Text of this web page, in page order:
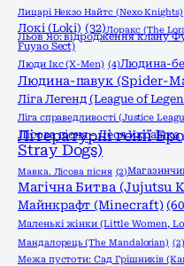
Лицарі Некзо Найтс (Nexo Knights)
Локі (Loki) (32)Лоракс (The
Льов Яо: відродження клану
Fuyao Sect)
Люди Ікс (X-Men) (4)Людина-
Людина-павук (Spider-
Ліга Легенд (League of
Ліга справедливості (Justice
Лісова пісня - Леся Українка
Літературні генії
Stray Dogs)
Мавка. Лісова пісня (2)
Магічна Битва (Jujutsu
Майнкрафт (Minecraft)
Маленькі жінки (Little Women,
Мандалорець (The Mandalorian) (2)
Межа пустоти: Сад Грішників